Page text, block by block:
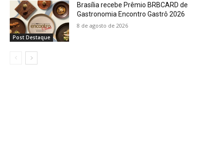
Post Destaque
Brasília recebe Prêmio BRBCARD de
Gastronomia Encontro Gastrô 2026
8 de agosto de 2026